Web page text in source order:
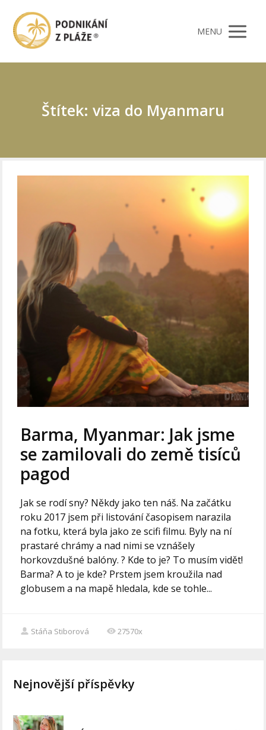
MENU
Štítek: viza do Myanmaru
Barma, Myanmar: Jak jsme
se zamilovali do země tisíců
pagod
Jak se rodí sny? Někdy jako ten náš. Na začátku
roku 2017 jsem při listování časopisem narazila
na fotku, která byla jako ze scifi filmu. Byly na ní
prastaré chrámy a nad nimi se vznášely
horkovzdušné balóny. ? Kde to je? To musím vidět!
Barma? A to je kde? Prstem jsem kroužila nad
globusem a na mapě hledala, kde se tohle...
Stáňa Stiborová 27570x
Nejnovější příspěvky